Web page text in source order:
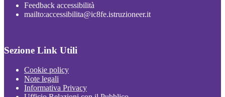
Feedback accessibilità
mailto:accessibilita@ic8fe.istruzioneer.it
Sezione Link Utili
Cookie policy
Note legali
Informativa Privacy